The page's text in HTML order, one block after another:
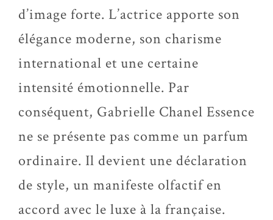
d’image forte. L’actrice apporte son
élégance moderne, son charisme
international et une certaine
intensité émotionnelle. Par
conséquent, Gabrielle Chanel Essence
ne se présente pas comme un parfum
ordinaire. Il devient une déclaration
de style, un manifeste olfactif en
accord avec le luxe à la française.